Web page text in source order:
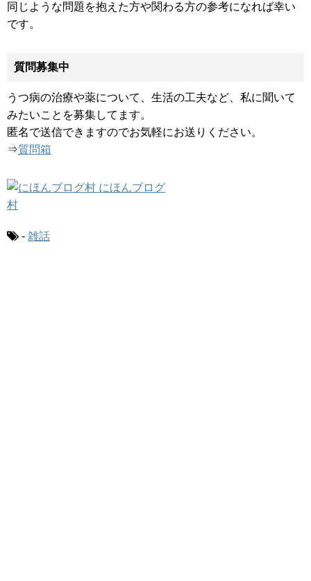
同じような問題を抱えた方や関わる方の参考になれば幸い
です。
質問募集中
うつ病の治療や薬について、生活の工夫など、私に聞いて
みたいことを募集してます。
匿名で送信できますのでお気軽にお送りください。
⇒質問箱
- 雑話